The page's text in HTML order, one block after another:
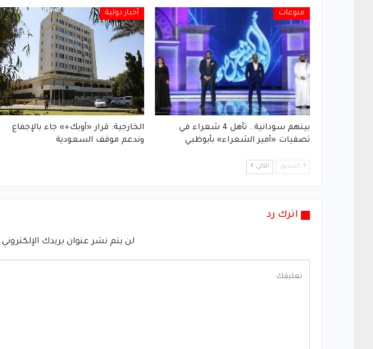
منوعات
بينهم سودانية.. تأهل 4 شعراء في
تصفيات «أمير الشعراء» بأبوظبي
أخبار دولية
الخارجية: قرار «أوبك+» جاء بالإجماع
وندعم موقف السعودية
السابق التالي
اترك رد
لن يتم نشر عنوان بريدك الإلكتروني.